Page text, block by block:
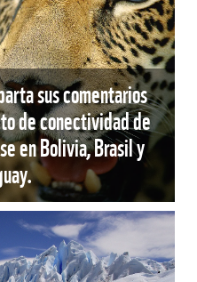
sus comentarios
de conectividad de
en Bolivia, Brasil y